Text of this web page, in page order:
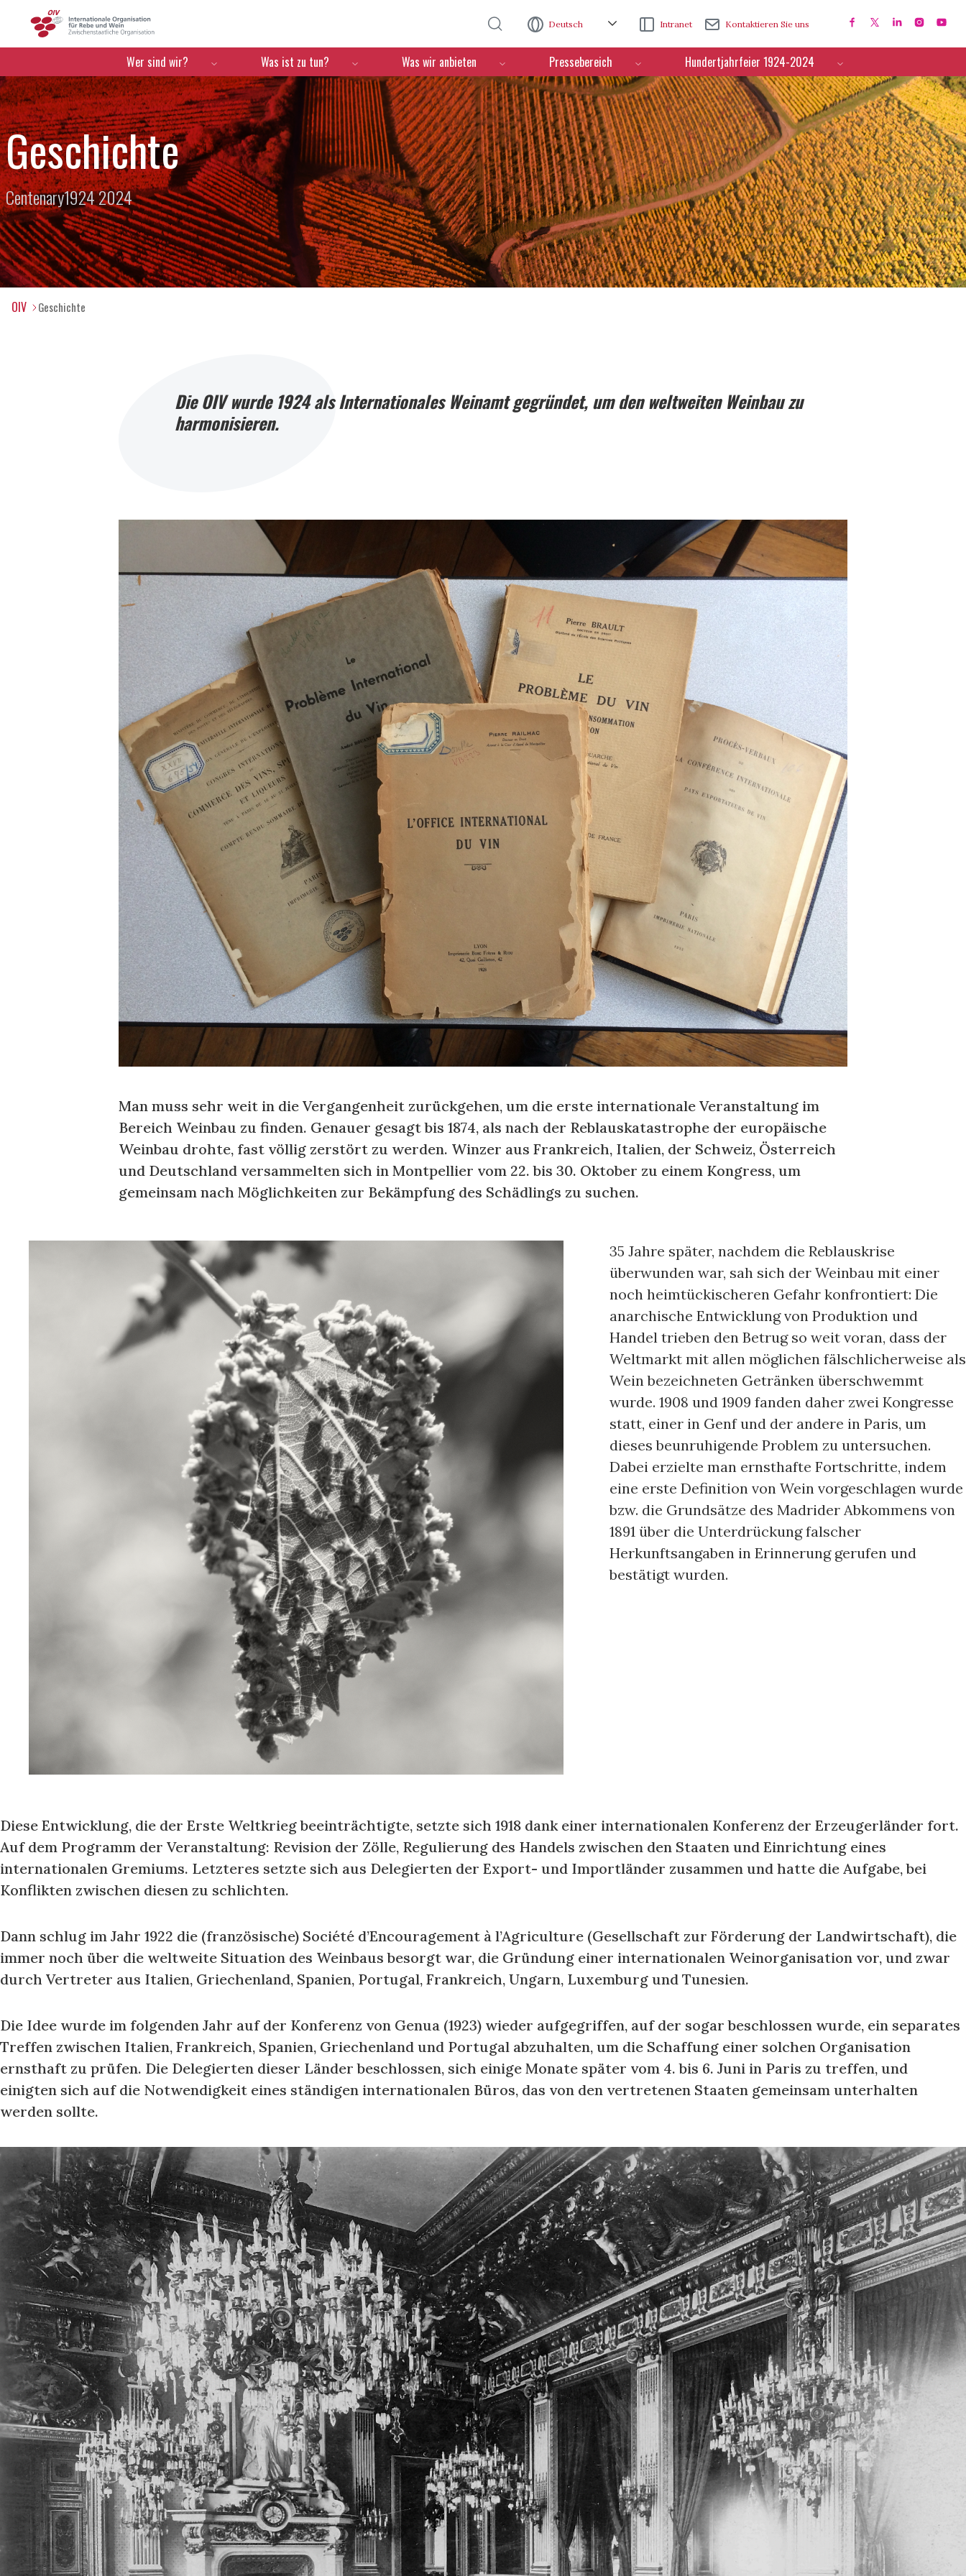
Deutsch Intranet Kontaktieren Sie uns
Menú de navegación
Wer sind wir? Was ist zu tun? Was wir anbieten Pressebereich Hundertjahrfeier 1924-2024
Geschichte
Centenary1924 2024
OIV Geschichte
Die OIV wurde 1924 als Internationales Weinamt gegründet, um den weltweiten Weinbau zu
harmonisieren.
Man muss sehr weit in die Vergangenheit zurückgehen, um die erste internationale Veranstaltung im
Bereich Weinbau zu finden. Genauer gesagt bis 1874, als nach der Reblauskatastrophe der europäische
Weinbau drohte, fast völlig zerstört zu werden. Winzer aus Frankreich, Italien, der Schweiz, Österreich
und Deutschland versammelten sich in Montpellier vom 22. bis 30. Oktober zu einem Kongress, um
gemeinsam nach Möglichkeiten zur Bekämpfung des Schädlings zu suchen.
35 Jahre später, nachdem die Reblauskrise
überwunden war, sah sich der Weinbau mit einer
noch heimtückischeren Gefahr konfrontiert: Die
anarchische Entwicklung von Produktion und
Handel trieben den Betrug so weit voran, dass der
Weltmarkt mit allen möglichen fälschlicherweise als
Wein bezeichneten Getränken überschwemmt
wurde. 1908 und 1909 fanden daher zwei Kongresse
statt, einer in Genf und der andere in Paris, um
dieses beunruhigende Problem zu untersuchen.
Dabei erzielte man ernsthafte Fortschritte, indem
eine erste Definition von Wein vorgeschlagen wurde
bzw. die Grundsätze des Madrider Abkommens von
1891 über die Unterdrückung falscher
Herkunftsangaben in Erinnerung gerufen und
bestätigt wurden.
Diese Entwicklung, die der Erste Weltkrieg beeinträchtigte, setzte sich 1918 dank einer internationalen Konferenz der Erzeugerländer fort.
Auf dem Programm der Veranstaltung: Revision der Zölle, Regulierung des Handels zwischen den Staaten und Einrichtung eines
internationalen Gremiums. Letzteres setzte sich aus Delegierten der Export- und Importländer zusammen und hatte die Aufgabe, bei
Konflikten zwischen diesen zu schlichten.
Dann schlug im Jahr 1922 die (französische) Société d’Encouragement à l’Agriculture (Gesellschaft zur Förderung der Landwirtschaft), die
immer noch über die weltweite Situation des Weinbaus besorgt war, die Gründung einer internationalen Weinorganisation vor, und zwar
durch Vertreter aus Italien, Griechenland, Spanien, Portugal, Frankreich, Ungarn, Luxemburg und Tunesien.
Die Idee wurde im folgenden Jahr auf der Konferenz von Genua (1923) wieder aufgegriffen, auf der sogar beschlossen wurde, ein separates
Treffen zwischen Italien, Frankreich, Spanien, Griechenland und Portugal abzuhalten, um die Schaffung einer solchen Organisation
ernsthaft zu prüfen. Die Delegierten dieser Länder beschlossen, sich einige Monate später vom 4. bis 6. Juni in Paris zu treffen, und
einigten sich auf die Notwendigkeit eines ständigen internationalen Büros, das von den vertretenen Staaten gemeinsam unterhalten
werden sollte.